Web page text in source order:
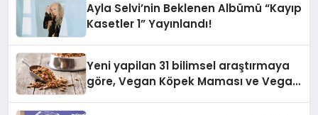
Ayla Selvi’nin Beklenen Albümü “Kayıp
Kasetler 1” Yayınlandı!
Yeni yapilan 31 bilimsel araştırmaya
göre, Vegan Köpek Maması ve Vegan